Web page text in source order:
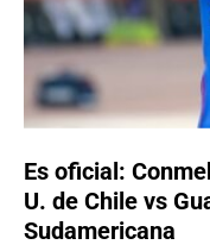
Es oficial:
U. de Chile vs
Sudamericana